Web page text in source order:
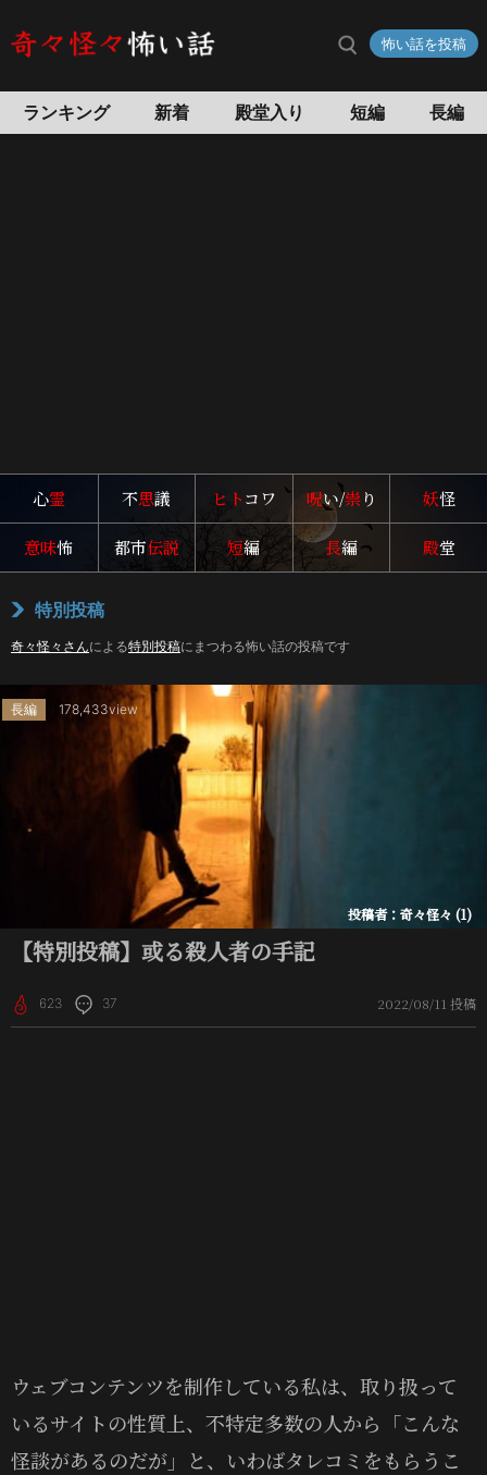
怖い話を投稿
ランキング 新着 殿堂入り 短編 長編
心霊 不思議 ヒトコワ 呪い/祟り 妖怪
意味怖 都市伝説 短編 長編 殿堂
特別投稿
奇々怪々さんによる特別投稿にまつわる怖い話の投稿です
投稿者：奇々怪々 (1)
長編 178,433view
【特別投稿】或る殺人者の手記
623 37 2022/08/11 投稿
ウェブコンテンツを制作している私は、取り扱って
いるサイトの性質上、不特定多数の人から「こんな
怪談があるのだが」と、いわばタレコミをもらうこ